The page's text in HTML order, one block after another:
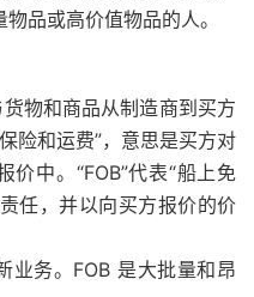
品或高价值物品的人。
货物和商品从制造商到买方
险和运费”，意思是买方对
中。“FOB”代表“船上免
任，并以向买方报价的价
业务。FOB 是大批量和昂